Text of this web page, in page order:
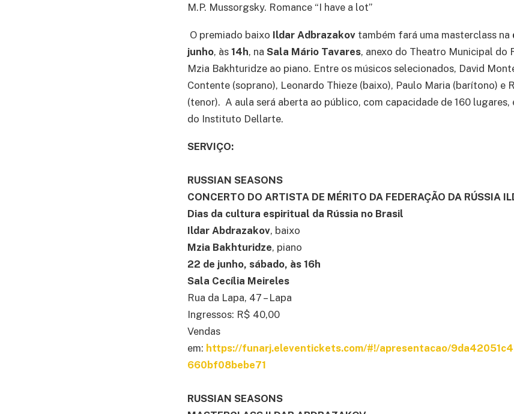
M.P. Mussorgsky. Romance “I have a lot”
O premiado baixo Ildar Adbrazakov também fará uma masterclass na
junho, às 14h, na Sala Mário Tavares, anexo do Theatro Municipal do
Mzia Bakhturidze ao piano. Entre os músicos selecionados, David
Contente (soprano), Leonardo Thieze (baixo), Paulo Maria (barítono) e
(tenor). A aula será aberta ao público, com capacidade de 160
do Instituto Dellarte.
SERVIÇO:
RUSSIAN SEASONS
CONCERTO DO ARTISTA DE MÉRITO DA FEDERAÇÃO DA RÚSSIA
Dias da cultura espiritual da Rússia no Brasil
Ildar Abdrazakov, baixo
Mzia Bakhturidze, piano
22 de junho, sábado, às 16h
Sala Cecília Meireles
Rua da Lapa, 47 – Lapa
Ingressos: R$ 40,00
Vendas
em: https://funarj.eleventickets.com/#!/apresentacao/
660bf08bebe71
RUSSIAN SEASONS